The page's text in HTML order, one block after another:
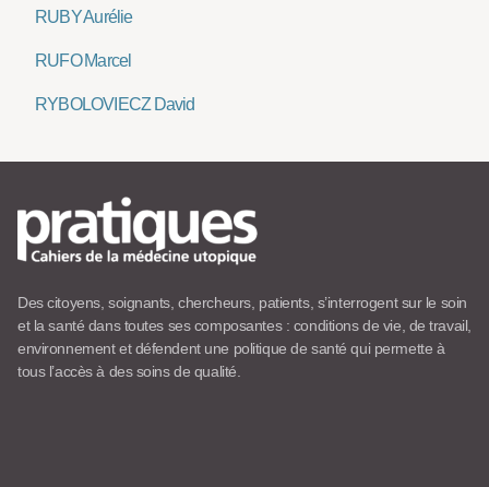
RUBY Aurélie
RUFO Marcel
RYBOLOVIECZ David
Des citoyens, soignants, chercheurs, patients, s’interrogent sur le soin
et la santé dans toutes ses composantes : conditions de vie, de travail,
environnement et défendent une politique de santé qui permette à
tous l’accès à des soins de qualité.